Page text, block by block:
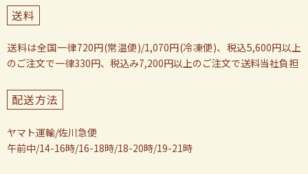
送料
送料は全国一律720円(常温便)/1,070円(冷凍便)、税込5,600円以上
のご注文で一律330円、税込み7,200円以上のご注文で送料当社負担
配送方法
ヤマト運輸/佐川急便
午前中/14-16時/16-18時/18-20時/19-21時